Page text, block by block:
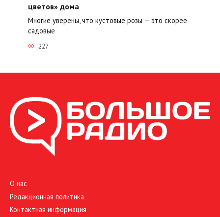
цветов» дома
Многие уверены, что кустовые розы — это скорее
садовые
227
О нас
Редакционная политика
Контактная информация